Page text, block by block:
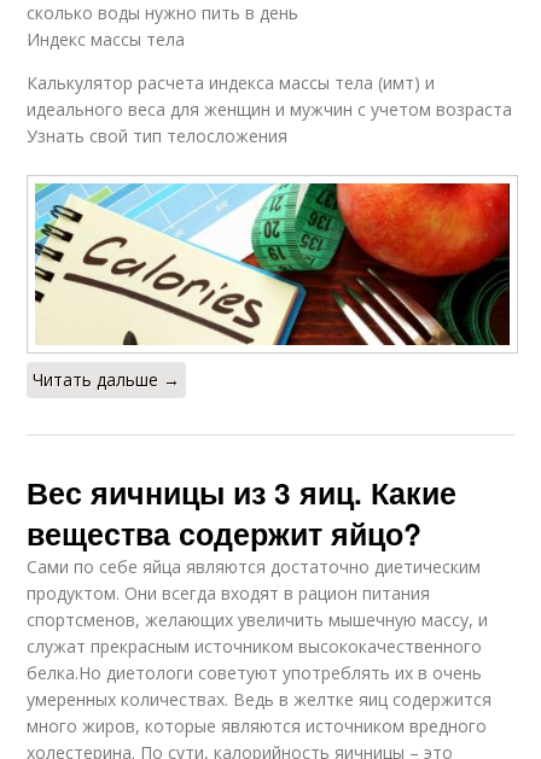
сколько воды нужно пить в день
Индекс массы тела
Калькулятор расчета индекса массы тела (имт) и
идеального веса для женщин и мужчин с учетом возраста
Узнать свой тип телосложения
Читать дальше →
Вес яичницы из 3 яиц. Какие
вещества содержит яйцо?
Сами по себе яйца являются достаточно диетическим
продуктом. Они всегда входят в рацион питания
спортсменов, желающих увеличить мышечную массу, и
служат прекрасным источником высококачественного
белка.Но диетологи советуют употреблять их в очень
умеренных количествах. Ведь в желтке яиц содержится
много жиров, которые являются источником вредного
холестерина. По сути, калорийность яичницы – это